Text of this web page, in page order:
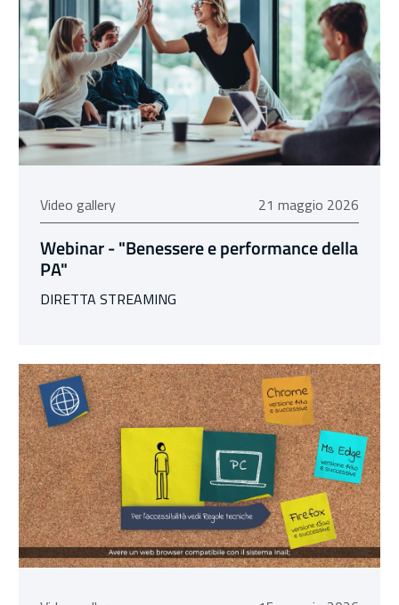
Video gallery 21 maggio 2026
21 maggio 2026
Webinar - "Benessere e performance della
PA"
DIRETTA STREAMING